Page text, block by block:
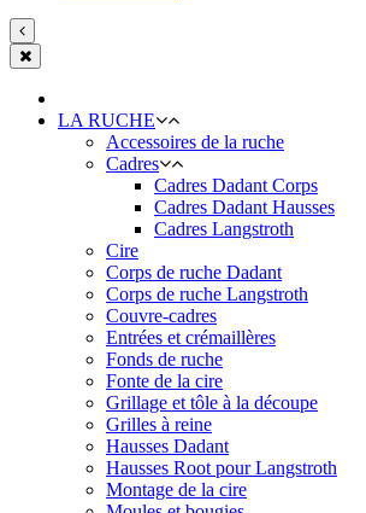
LA RUCHE
Accessoires de la ruche
Cadres
Cadres Dadant Corps
Cadres Dadant Hausses
Cadres Langstroth
Cire
Corps de ruche Dadant
Corps de ruche Langstroth
Couvre-cadres
Entrées et crémaillères
Fonds de ruche
Fonte de la cire
Grillage et tôle à la découpe
Grilles à reine
Hausses Dadant
Hausses Root pour Langstroth
Montage de la cire